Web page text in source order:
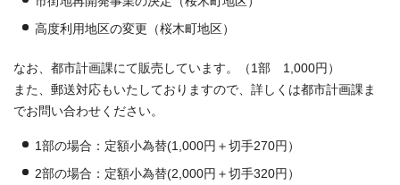
高度利用地区の変更（桜木町地区）
なお、都市計画課にて販売しています。（1部 1,000円）
また、郵送対応もいたしておりますので、詳しくは都市計画課ま
でお問い合わせください。
1部の場合：定額小為替(1,000円＋切手270円）
2部の場合：定額小為替(2,000円＋切手320円）